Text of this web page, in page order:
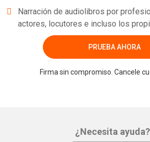
Narración de audiolibros por
actores, locutores e incluso los
PRUEBA AHORA
Firma sin compromiso. Cancele
¿Necesita ayuda?